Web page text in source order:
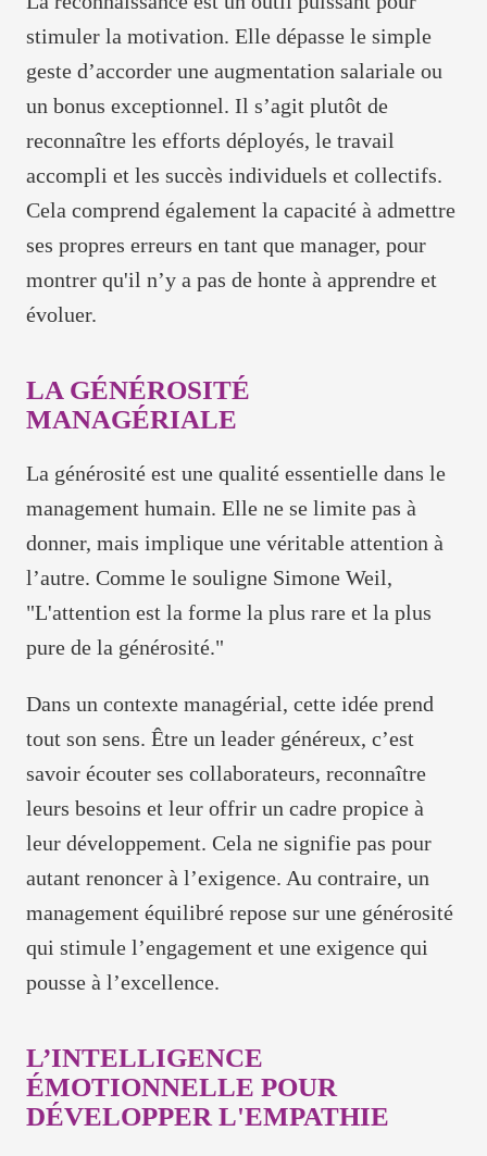
stimuler la motivation. Elle dépasse le simple
geste d’accorder une augmentation salariale ou
un bonus exceptionnel. Il s’agit plutôt de
reconnaître les efforts déployés, le travail
accompli et les succès individuels et collectifs.
Cela comprend également la capacité à admettre
ses propres erreurs en tant que manager, pour
montrer qu'il n’y a pas de honte à apprendre et
évoluer.
LA GÉNÉROSITÉ
MANAGÉRIALE
La générosité est une qualité essentielle dans le
management humain. Elle ne se limite pas à
donner, mais implique une véritable attention à
l’autre. Comme le souligne Simone Weil,
"L'attention est la forme la plus rare et la plus
pure de la générosité."
Dans un contexte managérial, cette idée prend
tout son sens. Être un leader généreux, c’est
savoir écouter ses collaborateurs, reconnaître
leurs besoins et leur offrir un cadre propice à
leur développement. Cela ne signifie pas pour
autant renoncer à l’exigence. Au contraire, un
management équilibré repose sur une générosité
qui stimule l’engagement et une exigence qui
pousse à l’excellence.
L’INTELLIGENCE
ÉMOTIONNELLE POUR
DÉVELOPPER L'EMPATHIE